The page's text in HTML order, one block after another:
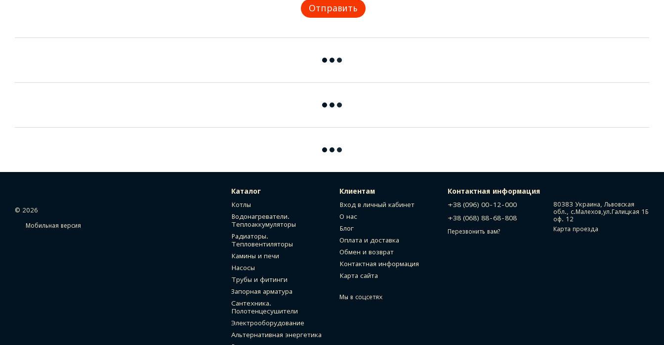
Отправить
© 2026
Мобильная версия
Каталог
Котлы
Водонагреватели.
Теплоаккумуляторы
Радиаторы.
Тепловентиляторы
Камины и печи
Насосы
Трубы и фитинги
Запорная арматура
Сантехника.
Полотенцесушители
Электрооборудование
Альтернативная энергетика
Клиентам
Вход в личный кабинет
О нас
Блог
Оплата и доставка
Обмен и возврат
Контактная информация
Карта сайта
Мы в соцсетях
Контактная информация
+38 (096) 00-12-000
+38 (068) 88-68-808
Перезвонить вам?
80383 Украина, Львовская
обл., с.Малехов,ул.Галицкая 1Б
оф. 12
Карта проезда